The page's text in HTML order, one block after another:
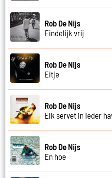
Rob De Nijs
Eindelijk vrij
Rob De Nijs
Eitje
Rob De Nijs
Elk servet in ieder
Rob De Nijs
En hoe